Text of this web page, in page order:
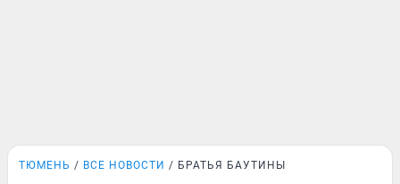
ТЮМЕНЬ ВСЕ НОВОСТИ БРАТЬЯ БАУТИНЫ